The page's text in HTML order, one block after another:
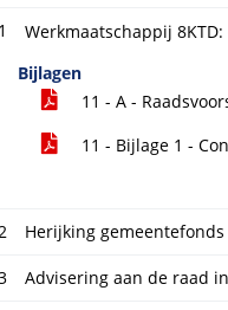
Werkmaatschappij
Bijlagen
11 - A -
11 - Bijlage 1 -
Herijking gemeentefonds
Advisering aan de raad